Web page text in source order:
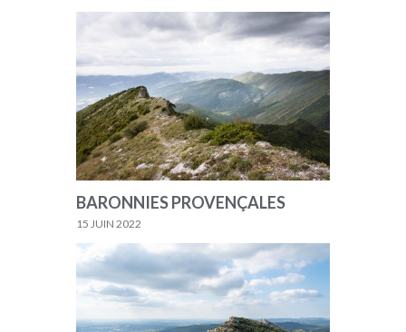
BARONNIES PROVENÇALES
15 JUIN 2022